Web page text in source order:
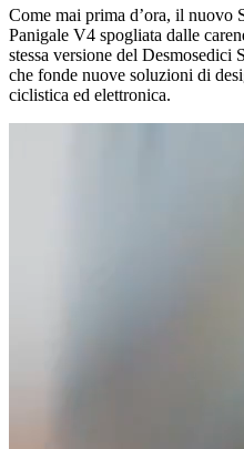
Come mai prima d’ora, il nuovo
Panigale V4 spogliata dalle
stessa versione del Desmosedici
che fonde nuove soluzioni di
ciclistica ed elettronica.